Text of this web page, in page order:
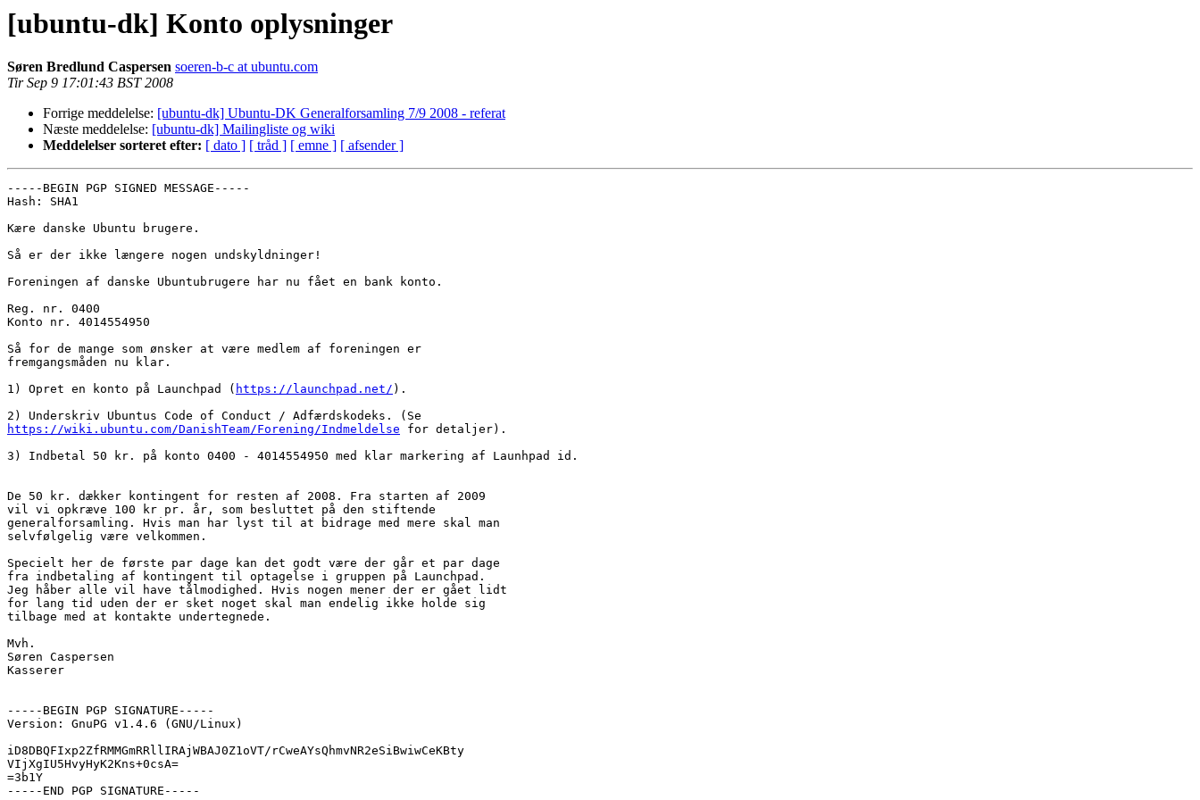
[ubuntu-dk] Konto oplysninger
Søren Bredlund Caspersen soeren-b-c at ubuntu.com
Tir Sep 9 17:01:43 BST 2008
Forrige meddelelse: [ubuntu-dk] Ubuntu-DK Generalforsamling 7/9 2008 - referat
Næste meddelelse: [ubuntu-dk] Mailingliste og wiki
Meddelelser sorteret efter: [ dato ] [ tråd ] [ emne ] [ afsender ]
-----BEGIN PGP SIGNED MESSAGE-----
Hash: SHA1
Kære danske Ubuntu brugere.
Så er der ikke længere nogen undskyldninger!
Foreningen af danske Ubuntubrugere har nu fået en bank konto.
Reg. nr. 0400
Konto nr. 4014554950
Så for de mange som ønsker at være medlem af foreningen er
fremgangsmåden nu klar.
1) Opret en konto på Launchpad ( https://launchpad.net/ ).
https://wiki.ubuntu.com/DanishTeam/Forening/Indmeldelse for detaljer).
3) Indbetal 50 kr. på konto 0400 - 4014554950 med klar markering af Launhpad id.
De 50 kr. dækker kontingent for resten af 2008. Fra starten af 2009
vil vi opkræve 100 kr pr. år, som besluttet på den stiftende
generalforsamling. Hvis man har lyst til at bidrage med mere skal man
selvfølgelig være velkommen.
Specielt her de første par dage kan det godt være der går et par dage
fra indbetaling af kontingent til optagelse i gruppen på Launchpad.
Jeg håber alle vil have tålmodighed. Hvis nogen mener der er gået lidt
for lang tid uden der er sket noget skal man endelig ikke holde sig
tilbage med at kontakte undertegnede.
Mvh.
Søren Caspersen
Kasserer
-----BEGIN PGP SIGNATURE-----
Version: GnuPG v1.4.6 (GNU/Linux)
iD8DBQFIxp2ZfRMMGmRRllIRAjWBAJ0Z1oVT/rCweAYsQhmvNR2eSiBwiwCeKBty
VIjXgIU5HvyHyK2Kns+0csA=
=3b1Y
-----END PGP SIGNATURE-----